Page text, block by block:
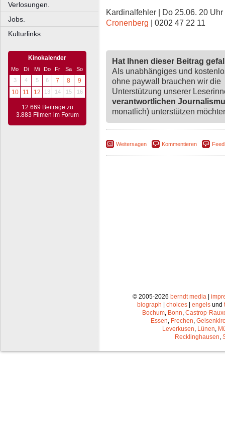
Verlosungen.
Jobs.
Kulturlinks.
Kinokalender
Mo Di Mi Do Fr Sa
So
3
4 5 6 7 8
9
10
11 12 13 14 15 16
12.669 Beiträge zu
3.883 Filmen im Forum
Kardinalfehler | Do 25.06. 20
Cronenberg | 0202 47 22 11
Hat Ihnen dieser Beitrag
Als unabhängiges und
ohne paywall brauchen wir die
Unterstützung unserer
verantwortlichen
monatlich) unterstützen
Weitersagen Kommentieren
© 2005-2026 berndt media|
biograph
choices engels und
Bochum, Bonn, Castrop-
Essen, Frechen,
Leverkusen, Lünen,
Recklinghausen,